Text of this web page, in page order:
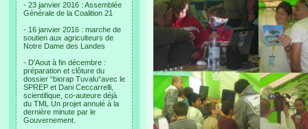
- 23 janvier 2016 : Assemblée
Générale de la Coalition 21
- 16 janvier 2016 : marche de
soutien aux agriculteurs de
Notre Dame des Landes
- D’Aout à fin décembre :
préparation et clôture du
dossier “biorap Tuvalu“avec le
SPREP et Dani Ceccarrelli,
scientifique, co-auteure déjà
du TML Un projet annulé à la
dernière minute par le
Gouvernement.